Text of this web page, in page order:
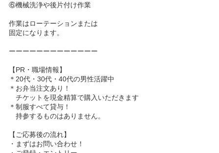
⑥機械洗浄や後片付け作業
作業はローテーションまたは
固定になります。
ーーーーーーーーーーーーー
【PR・職場情報】
＊20代・30代・40代の男性活躍中
＊お弁当注文あり！
チケットを現金精算で購入いただきます
＊制服すべて貸与！
持参するものはありません。
【ご応募後の流れ】
・まずはお問い合わせ！